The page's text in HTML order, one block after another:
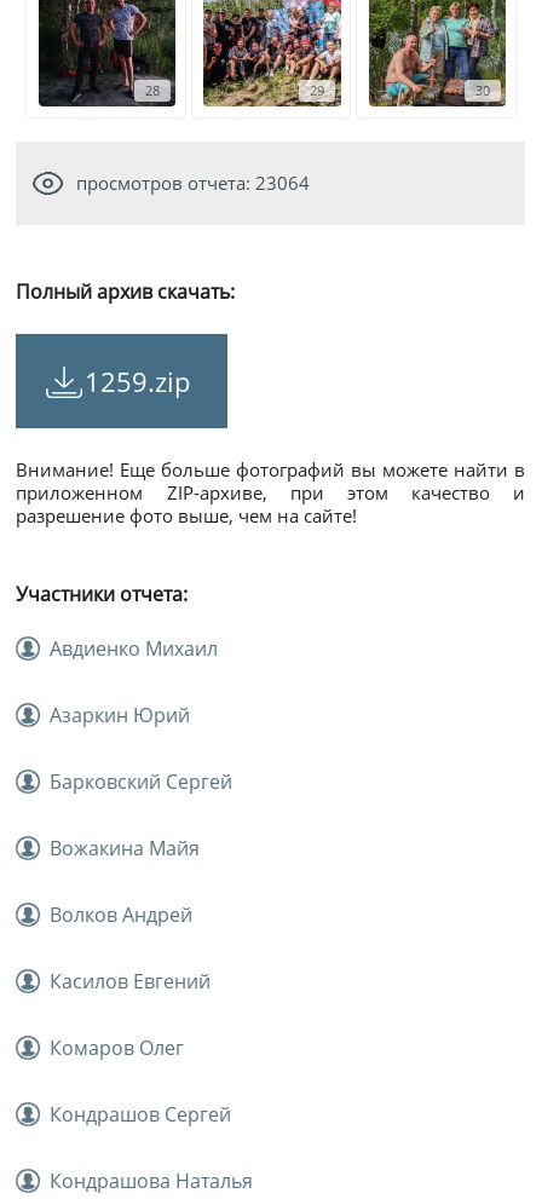
28 29 30
просмотров отчета: 23064
Полный архив скачать:
1259.zip
Внимание! Еще больше фотографий вы можете найти в
приложенном ZIP-архиве, при этом качество и
разрешение фото выше, чем на сайте!
Участники отчета:
Авдиенко Михаил
Азаркин Юрий
Барковский Сергей
Вожакина Майя
Волков Андрей
Касилов Евгений
Комаров Олег
Кондрашов Сергей
Кондрашова Наталья